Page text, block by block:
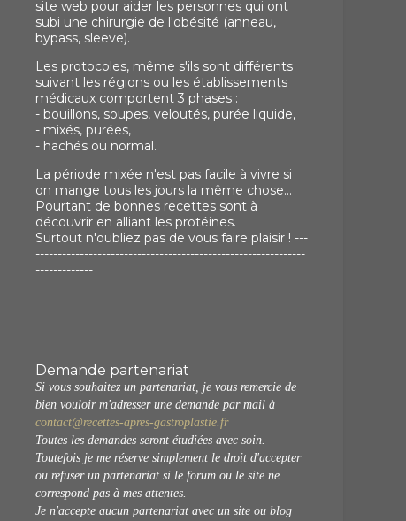
site web pour aider les personnes qui ont
subi une chirurgie de l'obésité (anneau,
bypass, sleeve).
Les protocoles, même s'ils sont différents
suivant les régions ou les établissements
médicaux comportent 3 phases :
- bouillons, soupes, veloutés, purée liquide,
- mixés, purées,
- hachés ou normal.
La période mixée n'est pas facile à vivre si
on mange tous les jours la même chose...
Pourtant de bonnes recettes sont à
découvrir en alliant les protéines.
Surtout n'oubliez pas de vous faire plaisir ! ---
-------------------------------------------------------------
-------------
Demande partenariat
Si vous souhaitez un partenariat, je vous remercie de
bien vouloir m'adresser une demande par mail à
contact@recettes-apres-gastroplastie.fr
Toutes les demandes seront étudiées avec soin.
Toutefois je me réserve simplement le droit d'accepter
ou refuser un partenariat si le forum ou le site ne
correspond pas à mes attentes.
Je n'accepte aucun partenariat avec un site ou blog